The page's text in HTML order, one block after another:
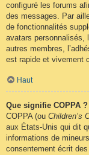
configuré les forums
des messages. Par
de fonctionnalités
avatars personnalisés,
autres membres,
est rapide et vivement
Haut
Que signifie COPPA ?
COPPA (ou Children’s
aux États-Unis qui dit
informations de
consentement écrit